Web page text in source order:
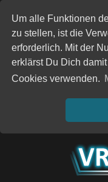
Um alle Funktionen
zu stellen, ist die
erforderlich. Mit der
erklärst Du Dich
Cookies verwenden.